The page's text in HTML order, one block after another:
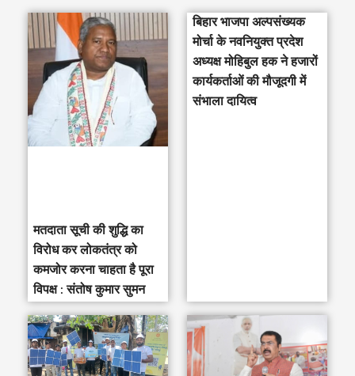
मतदाता सूची की शुद्धि का
विरोध कर लोकतंत्र को
कमजोर करना चाहता है पूरा
विपक्ष : संतोष कुमार सुमन
बिहार भाजपा अल्पसंख्यक
मोर्चा के नवनियुक्त प्रदेश
अध्यक्ष मोहिबुल हक ने हजारों
कार्यकर्ताओं की मौजूदगी में
संभाला दायित्व